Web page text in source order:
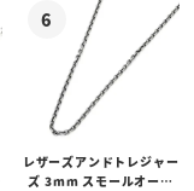
レザーズアンドトレジャー
ズ 3mm スモールオーバ